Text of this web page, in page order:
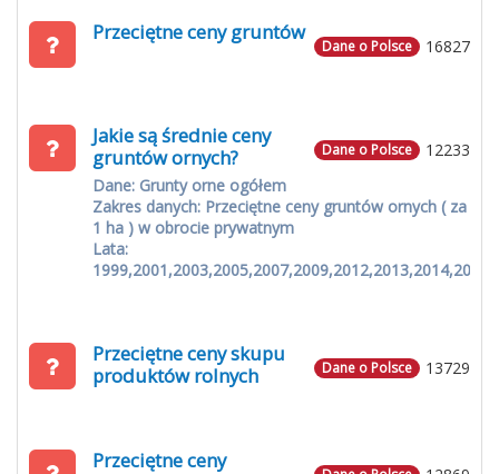
16827
Dane o Polsce
Przeciętne ceny gruntów
12233
Dane o Polsce
Jakie są średnie ceny
gruntów ornych?
Dane: Grunty orne ogółem
Zakres danych: Przeciętne ceny gruntów ornych ( za
1 ha ) w obrocie prywatnym
Lata:
1999,2001,2003,2005,2007,2009,2012,2013,2014,2015
13729
Dane o Polsce
Przeciętne ceny skupu
produktów rolnych
Przeciętne ceny